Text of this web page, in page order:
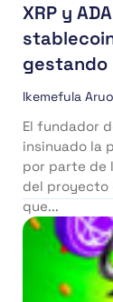
XRP y
gestando
Ikemefula
El fundador
insinuado la
por parte de
del proyecto
que...